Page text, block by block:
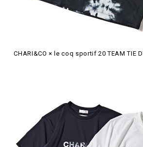
CHARI&CO × le coq sportif 20 TEAM TIE